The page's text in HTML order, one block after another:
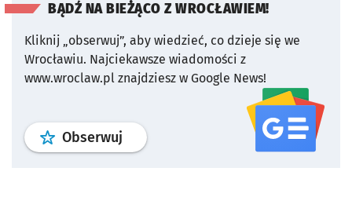
BĄDŹ NA BIEŻĄCO Z WROCŁAWIEM!
Kliknij „obserwuj”, aby wiedzieć, co dzieje się we
Wrocławiu. Najciekawsze wiadomości z
www.wroclaw.pl znajdziesz w Google News!
Obserwuj profil serwisu